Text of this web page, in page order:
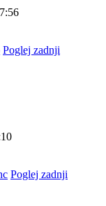
Poglej zadnji
Poglej zadnji